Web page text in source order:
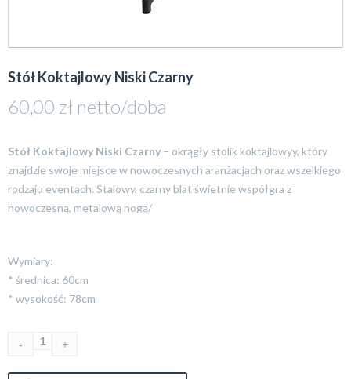
Stół Koktajlowy Niski Czarny
60,00 zł netto/doba
Stół Koktajlowy Niski Czarny – okrągły stolik koktajlowyy, który
znajdzie swoje miejsce w nowoczesnych aranżacjach oraz wszelkiego
rodzaju eventach. Stalowy, czarny blat świetnie współgra z
nowoczesną, metalową nogą/
Wymiary:
* średnica: 60cm
* wysokość: 78cm